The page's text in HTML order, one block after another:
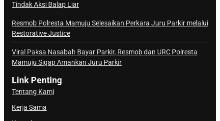
Tindak Aksi Balap Liar
Resmob Polresta Mamuju Selesaikan Perkara Juru Parkir melalui
Restorative Justice
Viral Paksa Nasabah Bayar Parkir, Resmob dan URC Polresta
Mamuju Sigap Amankan Juru Parkir
Link Penting
Tentang Kami
Kerja Sama